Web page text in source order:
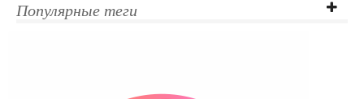
Популярные теги